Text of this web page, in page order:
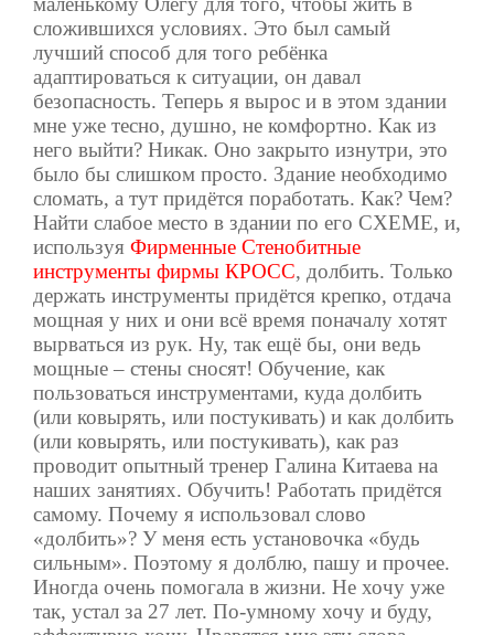
сложившихся условиях. Это был самый
лучший способ для того ребёнка
адаптироваться к ситуации, он давал
безопасность. Теперь я вырос и в этом здании
мне уже тесно, душно, не комфортно. Как из
него выйти? Никак. Оно закрыто изнутри, это
было бы слишком просто. Здание необходимо
сломать, а тут придётся поработать. Как? Чем?
Найти слабое место в здании по его СХЕМЕ, и,
используя Фирменные Стенобитные
инструменты фирмы КРОСС, долбить. Только
держать инструменты придётся крепко, отдача
мощная у них и они всё время поначалу хотят
вырваться из рук. Ну, так ещё бы, они ведь
мощные – стены сносят! Обучение, как
пользоваться инструментами, куда долбить
(или ковырять, или постукивать) и как долбить
(или ковырять, или постукивать), как раз
проводит опытный тренер Галина Китаева на
наших занятиях. Обучить! Работать придётся
самому. Почему я использовал слово
«долбить»? У меня есть установочка «будь
сильным». Поэтому я долблю, пашу и прочее.
Иногда очень помогала в жизни. Не хочу уже
так, устал за 27 лет. По-умному хочу и буду,